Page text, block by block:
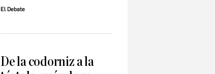
El Debate
De la codorniz a la